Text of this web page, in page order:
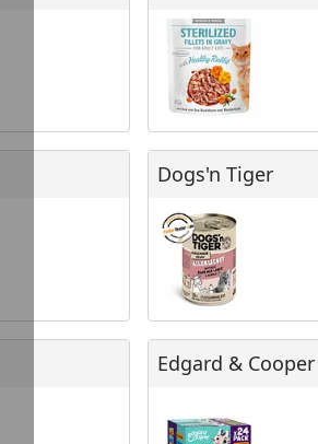
Dogs'n Tiger
Dogs'n Tiger
Edgard & Cooper
Edgard & Cooper